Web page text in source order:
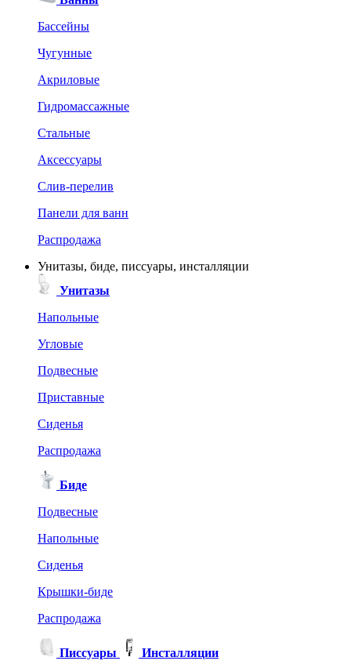
Бассейны
Чугунные
Акриловые
Гидромассажные
Стальные
Аксессуары
Слив-перелив
Панели для ванн
Распродажа
Унитазы, биде, писсуары, инсталляции
Унитазы
Напольные
Угловые
Подвесные
Приставные
Сиденья
Распродажа
Биде
Подвесные
Напольные
Сиденья
Крышки-биде
Распродажа
Писсуары
Инсталляции